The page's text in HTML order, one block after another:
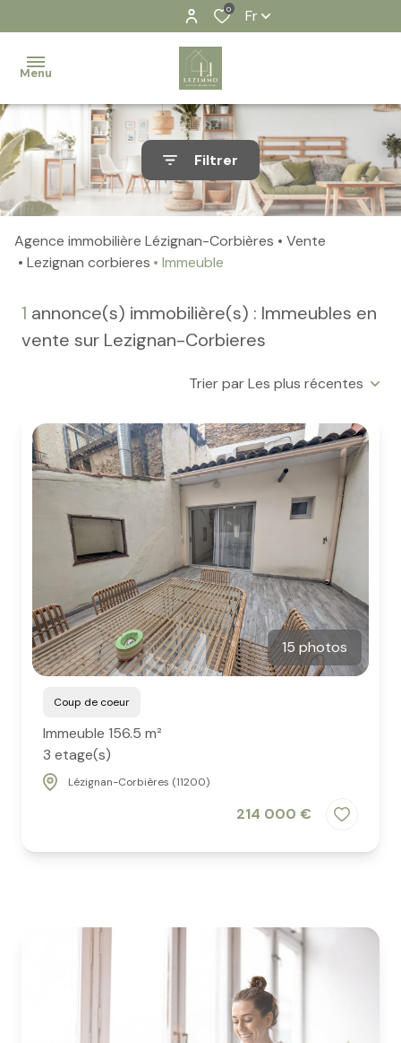
0 Fr
Menu
Accueil
Nos
biens
Contact
équipe
Nos
Estimation
gratuite
Blog
Conciergerie
Filtrer
Agence immobilière Lézignan-Corbières
Vente
Lezignan corbieres
Immeuble
1 annonce(s) immobilière(s) : Immeubles en
vente sur Lezignan-Corbieres
Trier par Les plus récentes
15 photos
Coup de coeur
Immeuble 156.5 m²
3 etage(s)
Lézignan-Corbières (11200)
214 000 €